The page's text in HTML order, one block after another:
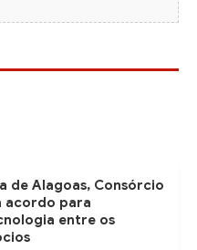
de Alagoas, Consórcio
acordo para
entre os